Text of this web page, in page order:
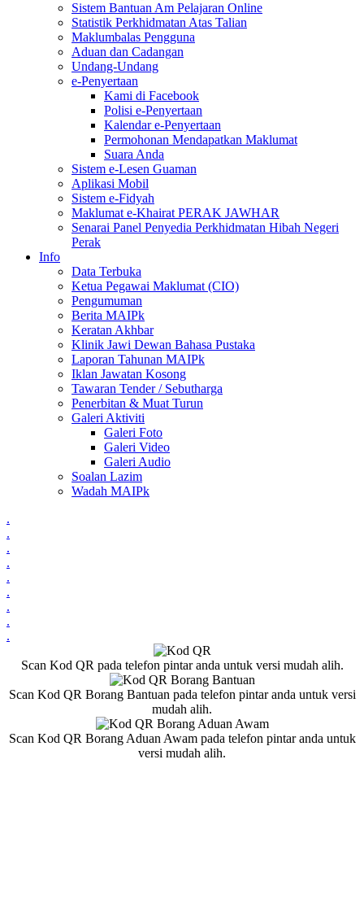
Sistem Bantuan Am Pelajaran Online
Statistik Perkhidmatan Atas Talian
Maklumbalas Pengguna
Aduan dan Cadangan
Undang-Undang
e-Penyertaan
Kami di Facebook
Polisi e-Penyertaan
Kalendar e-Penyertaan
Permohonan Mendapatkan Maklumat
Suara Anda
Sistem e-Lesen Guaman
Aplikasi Mobil
Sistem e-Fidyah
Maklumat e-Khairat PERAK JAWHAR
Senarai Panel Penyedia Perkhidmatan Hibah Negeri
Perak
Info
Data Terbuka
Ketua Pegawai Maklumat (CIO)
Pengumuman
Berita MAIPk
Keratan Akhbar
Klinik Jawi Dewan Bahasa Pustaka
Laporan Tahunan MAIPk
Iklan Jawatan Kosong
Tawaran Tender / Sebutharga
Penerbitan & Muat Turun
Galeri Aktiviti
Galeri Foto
Galeri Video
Galeri Audio
Soalan Lazim
Wadah MAIPk
.
.
.
.
.
.
.
.
.
Scan Kod QR pada telefon pintar anda untuk versi mudah alih.
Scan Kod QR Borang Bantuan pada telefon pintar anda untuk versi
mudah alih.
Scan Kod QR Borang Aduan Awam pada telefon pintar anda untuk
versi mudah alih.